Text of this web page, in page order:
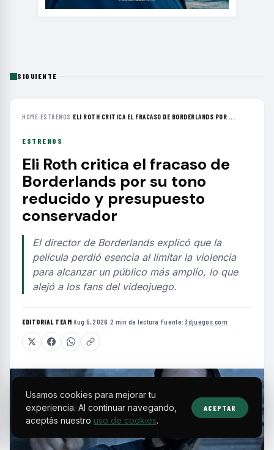
SIGUIENTE
HOME›ESTRENOS ›ELI ROTH CRITICA EL FRACASO DE BORDERLANDS POR ...
ESTRENOS
Eli Roth critica el fracaso de
Borderlands por su tono
reducido y presupuesto
conservador
El director de Borderlands explicó que la
película perdió esencia al limitar la violencia
para alcanzar un público más amplio, lo que
alejó a los fans del videojuego.
EDITORIAL TEAM·Aug 5, 2026 ·2 min de lectura ·Fuente:3djuegos.com
Usamos cookies para mejorar tu
experiencia. Al continuar navegando,
aceptás nuestro uso de cookies.
ACEPTAR